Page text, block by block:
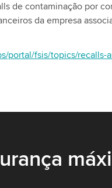
de contaminação por
da empresa
portal/fsis/topics/